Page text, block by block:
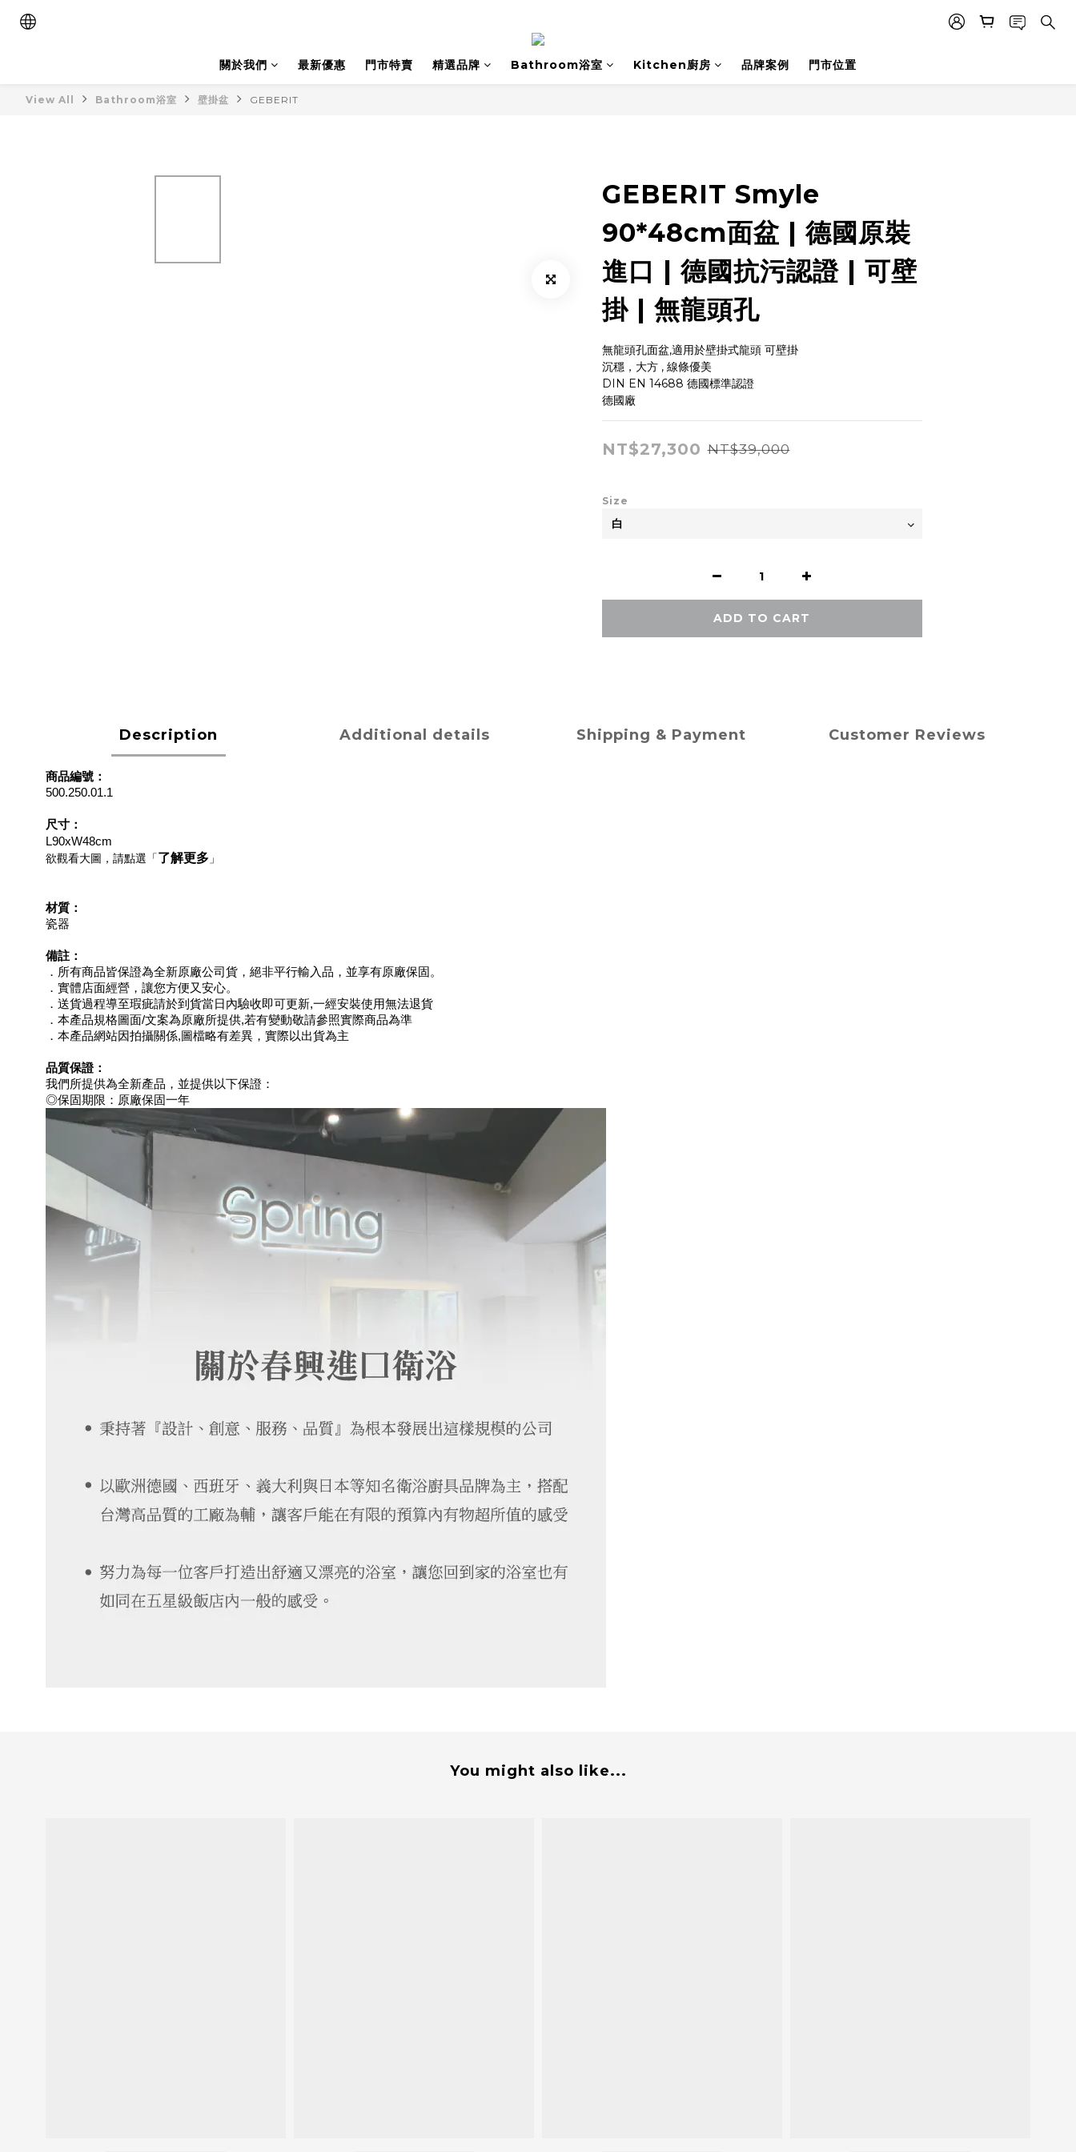
關於我們 最新優惠 門市特賣 精選品牌 Bathroom浴室 Kitchen廚房 品牌案例 門市位置
View All Bathroom浴室 壁掛盆 GEBERIT
GEBERIT Smyle
90*48cm面盆 | 德國原裝
進口 | 德國抗污認證 | 可壁
掛 | 無龍頭孔
無龍頭孔面盆,適用於壁掛式龍頭 可壁掛
沉穩，大方 , 線條優美
DIN EN 14688 德國標準認證
德國廠
NT$27,300 NT$39,000
Size
ADD TO CART
Description Additional details Shipping & Payment Customer Reviews
商品編號：
500.250.01.1
尺寸：
L90xW48cm
欲觀看大圖，請點選「了解更多 」
材質：
瓷器
備註：
．所有商品皆保證為全新原廠公司貨，絕非平行輸入品，並享有原廠保固。
．實體店面經營，讓您方便又安心。
．送貨過程導至瑕疵請於到貨當日內驗收即可更新,一經安裝使用無法退貨
．本產品規格圖面/文案為原廠所提供,若有變動敬請參照實際商品為準
．本產品網站因拍攝關係,圖檔略有差異，實際以出貨為主
品質保證：
我們所提供為全新產品，並提供以下保證：
◎保固期限：原廠保固一年
You might also like...